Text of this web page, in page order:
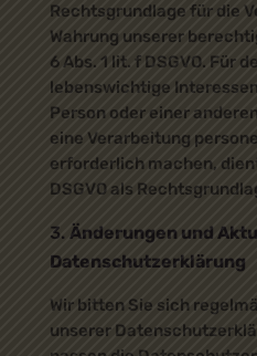
Rechtsgrundlage für die
Wahrung unserer
6 Abs. 1 lit. f DSGVO. Für
lebenswichtige
Person oder einer
eine Verarbeitung
erforderlich machen,
DSGVO als
Änderungen und
Datenschutzerklärung
Wir bitten Sie sich
unserer